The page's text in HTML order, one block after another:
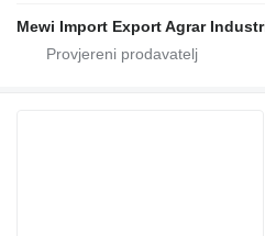
Mewi Import Export Agrar